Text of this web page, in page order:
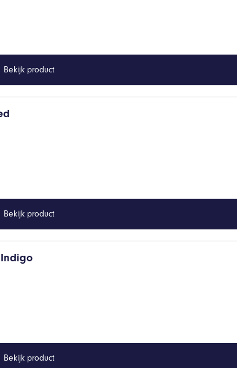
Bekijk product
Bekijk product
Bekijk product